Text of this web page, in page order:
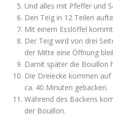
Und alles mit Pfeffer und
Den Teig in 12 Teilen
Mit einem Esslöffel
Der Teig wird von drei
der Mitte eine Öffnung
Damit später die Bouillon
Die Dreiecke kommen
ca. 40 Minuten gebacken.
Während des Backens
der Bouillon.